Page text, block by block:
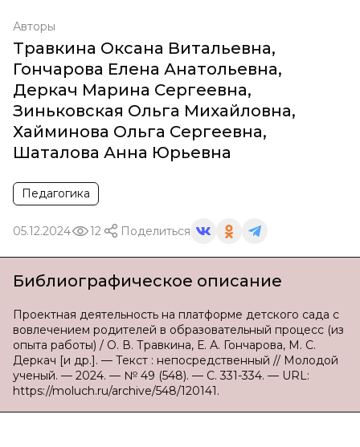
Авторы
Травкина Оксана Витальевна,
Гончарова Елена Анатольевна,
Деркач Марина Сергеевна,
Зиньковская Ольга Михайловна,
Хайминова Ольга Сергеевна,
Шаталова Анна Юрьевна
Педагогика
05.12.2024 12 Поделиться
Библиографическое описание
Проектная деятельность на платформе детского сада с
вовлечением родителей в образовательный процесс (из
опыта работы) / О. В. Травкина, Е. А. Гончарова, М. С.
Деркач [и др.]. — Текст : непосредственный // Молодой
ученый. — 2024. — № 49 (548). — С. 331-334. — URL:
https://moluch.ru/archive/548/120141.